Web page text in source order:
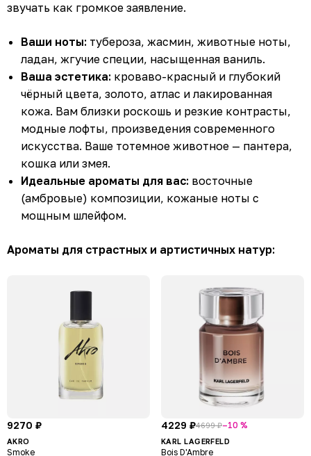
звучать как громкое заявление.
Ваши ноты: тубероза, жасмин, животные ноты,
ладан, жгучие специи, насыщенная ваниль.
Ваша эстетика: кроваво-красный и глубокий
чёрный цвета, золото, атлас и лакированная
кожа. Вам близки роскошь и резкие контрасты,
модные лофты, произведения современного
искусства. Ваше тотемное животное — пантера,
кошка или змея.
Идеальные ароматы для вас: восточные
(амбровые) композиции, кожаные ноты с
мощным шлейфом.
Ароматы для страстных и артистичных натур:
9270 ₽
AKRO
Smoke
4229 ₽4699 ₽–10 %
KARL LAGERFELD
Bois D'Ambre